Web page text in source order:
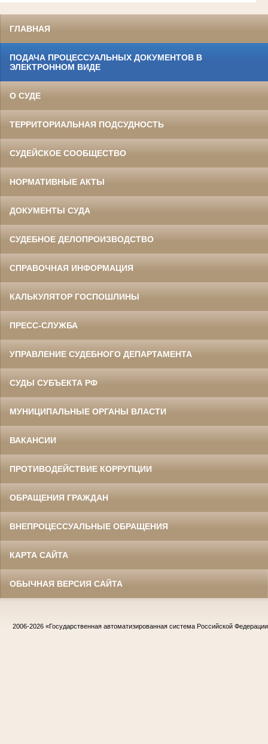
ГЛАВНАЯ
ПОДАЧА ПРОЦЕССУАЛЬНЫХ ДОКУМЕНТОВ В
ЭЛЕКТРОННОМ ВИДЕ
О СУДЕ
ТЕРРИТОРИАЛЬНАЯ ПОДСУДНОСТЬ
СУДЕЙСКОЕ СООБЩЕСТВО
НОРМАТИВНЫЕ АКТЫ
ДОКУМЕНТЫ СУДА
СУДЕБНОЕ ДЕЛОПРОИЗВОДСТВО
СПРАВОЧНАЯ ИНФОРМАЦИЯ
КАЛЬКУЛЯТОР ГОСПОШЛИНЫ
ПРЕСС-СЛУЖБА
УПРАВЛЕНИЕ СУДЕБНОГО ДЕПАРТАМЕНТА
СУДЫ СУБЪЕКТА РФ
МУНИЦИПАЛЬНЫЕ ОРГАНЫ ВЛАСТИ
ВАКАНСИИ
ПРОТИВОДЕЙСТВИЕ КОРРУПЦИИ
ОБРАЩЕНИЯ ГРАЖДАН
ВНЕПРОЦЕССУАЛЬНЫЕ ОБРАЩЕНИЯ
КАРТА САЙТА
ОБЫЧНАЯ ВЕРСИЯ САЙТА
2006-2026 «Государственная автоматизированная система Российской